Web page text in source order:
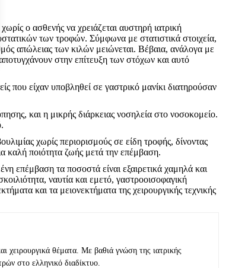
ο ασθενής να χρειάζεται αυστηρή ιατρική
των τροφών. Σύμφωνα με στατιστικά στοιχεία,
απώλειας των κιλών μειώνεται. Βέβαια, ανάλογα με
στην επίτευξη των στόχων και αυτό
είχαν υποβληθεί σε γαστρικό μανίκι διατηρούσαν
και η μικρής διάρκειας νοσηλεία στο νοσοκομείο.
χωρίς περιορισμούς σε είδη τροφής, δίνοντας
καλή ποιότητα ζωής μετά την επέμβαση.
επέμβαση τα ποσοστά είναι εξαιρετικά χαμηλά και
ναυτία και εμετό, γαστροοισοφαγική
και τα μειονεκτήματα της χειρουργικής τεχνικής
χειρουργικά θέματα. Με βαθιά γνώση της ιατρικής
στο ελληνικό διαδίκτυο.